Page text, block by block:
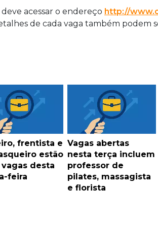
acessar o endereço http://
de cada vaga também podem
frentista e
estão
desta
feira
Vagas abertas
nesta terça incluem
professor de
pilates, massagista
e florista